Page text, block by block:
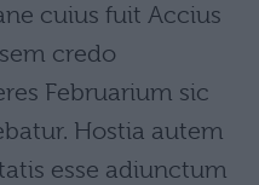
cuius fuit Accius
credo
Februarium sic
Hostia autem
esse adiunctum